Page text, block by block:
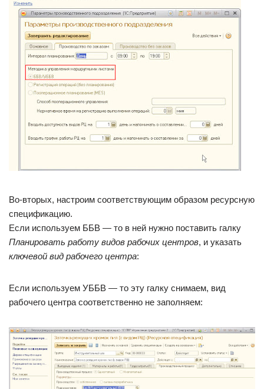
Во-вторых, настроим соответствующим образом ресурсную
спецификацию.
Если используем ББВ — то в ней нужно поставить галку
Планировать работу видов рабочих центров, и указать
ключевой вид рабочего центра:
Если используем УББВ — то эту галку снимаем, вид
рабочего центра соответственно не заполняем: